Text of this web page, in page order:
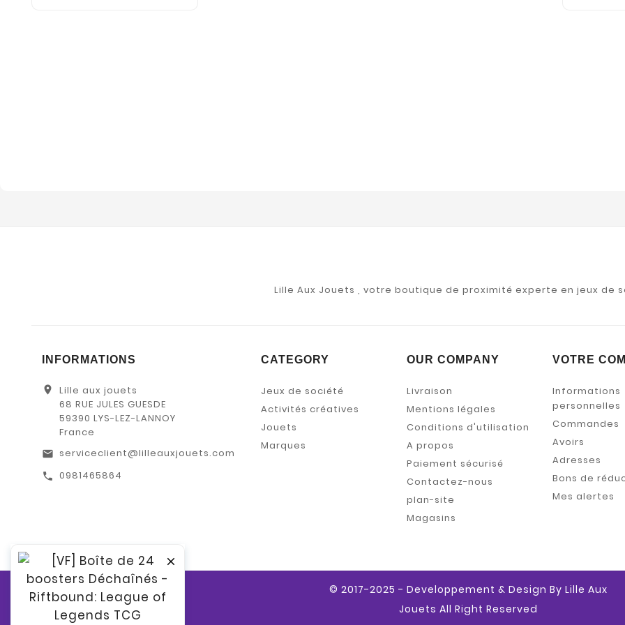

Lille Aux Jouets , votre boutique de proximité experte en jeux de
INFORMATIONS
location_on
Lille aux jouets
68 RUE JULES GUESDE
59390 LYS-LEZ-LANNOY
France
email serviceclient@lilleauxjouets.com
call 0981465864
CATEGORY
Jeux de société
Activités créatives
Jouets
Marques
OUR COMPANY
Livraison
Mentions légales
Conditions d'utilisation
A propos
Paiement sécurisé
Contactez-nous
plan-site
Magasins
VOTRE
Informations
personnelles
Commandes
Avoirs
Adresses
Bons de
Mes alertes
© 2017-2025 - Developpement & Design By Lille Aux
Jouets All Right Reserved